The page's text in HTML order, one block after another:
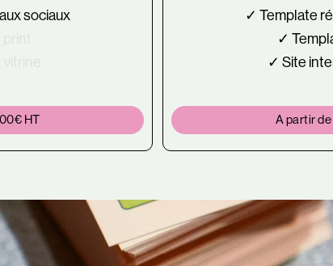
sociaux
HT
✓ Template
✓
✓ Site
A partir